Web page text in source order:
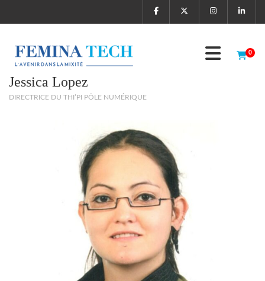
0
Jessica Lopez
DIRECTRICE DU THI’PI PÔLE NUMÉRIQUE